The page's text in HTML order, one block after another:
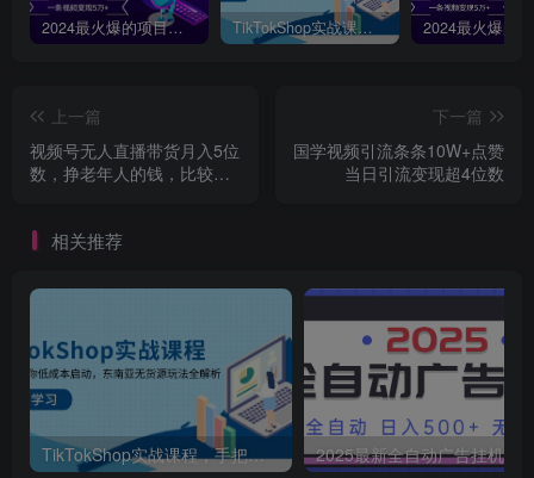
2024最火爆的项目短剧推广实操课，一条视频变现5万+【附软件工具】 TikTokShop实战课程，手把手教你低成本启动，东南亚无货源玩法全解析
上一篇
视频号无人直播带货月入5位
数，挣老年人的钱，比较火
下一篇
国学视频引流条条10W+点赞
当日引流变现超4位数
相关推荐
TikTokShop实战课程，手把手教你低成本启动，东南亚无货源玩法全解析